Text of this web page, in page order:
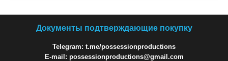
Документы подтверждающие покупку
Telegram: t.me/possessionproductions
E-mail: possessionproductions@gmail.com